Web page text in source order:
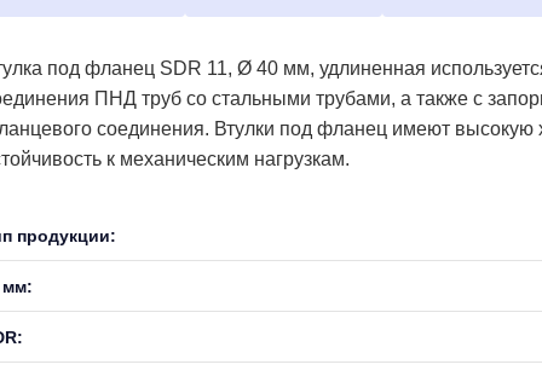
под фланец SDR 11, Ø 40 мм, удлиненная
ПНД труб со стальными трубами, а также с
соединения. Втулки под фланец имеют высокую
к механическим нагрузкам.
продукции:
мм: